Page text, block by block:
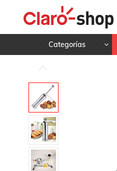
Categorías
Videojuegos
Hogar y jardín
Deportes y ocio
Animales y mascotas
Ferretería y autos
Ropa, calzado y
accesorios